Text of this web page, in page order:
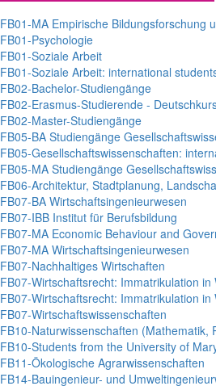
FB01-MA Empirische Bildungsforschung
FB01-Psychologie
FB01-Soziale Arbeit
FB01-Soziale Arbeit: international
FB02-Bachelor-Studiengänge
FB02-Erasmus-Studierende -
FB02-Master-Studiengänge
FB05-BA Studiengänge
FB05-Gesellschaftswissenschaften:
FB05-MA Studiengänge
FB06-Architektur, Stadtplanung,
FB07-BA Wirtschaftsingenieurwesen
FB07-IBB Institut für Berufsbildung
FB07-MA Economic Behaviour and
FB07-MA Wirtschaftsingenieurwesen
FB07-Nachhaltiges Wirtschaften
FB07-Wirtschaftsrecht: Immatrikulation
FB07-Wirtschaftsrecht: Immatrikulation in
FB07-Wirtschaftswissenschaften
FB10-Naturwissenschaften
FB10-Students from the University of
FB11-Ökologische Agrarwissenschaften
FB14-Bauingenieur- und